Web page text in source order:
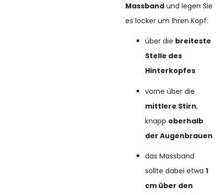
Massband und legen Sie
es locker um Ihren Kopf:
über die breiteste
Stelle des
Hinterkopfes
vorne über die
mittlere Stirn,
knapp oberhalb
der Augenbrauen
das Massband
sollte dabei etwa1
cm über den